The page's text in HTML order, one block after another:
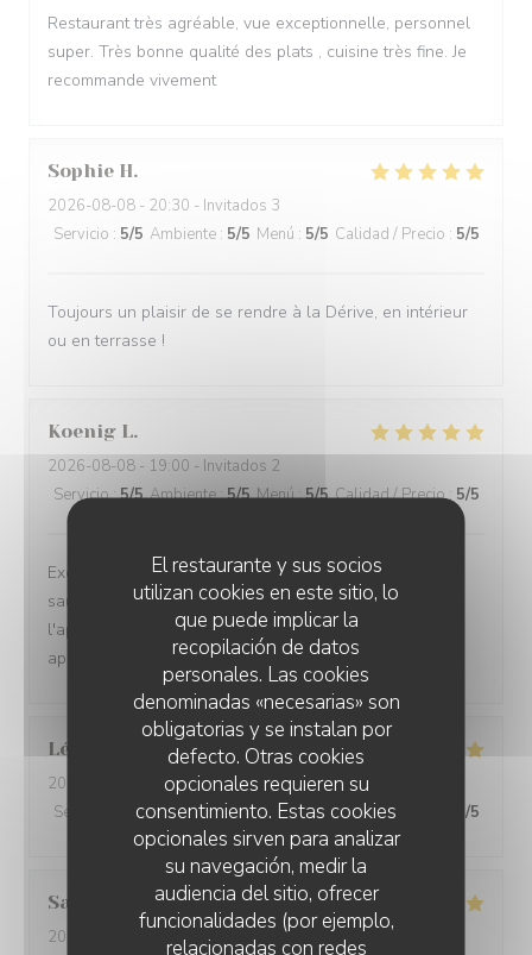
El restaurante y sus socios
utilizan cookies en este sitio, lo
que puede implicar la
recopilación de datos
personales. Las cookies
denominadas «necesarias» son
obligatorias y se instalan por
defecto. Otras cookies
opcionales requieren su
consentimiento. Estas cookies
opcionales sirven para analizar
su navegación, medir la
audiencia del sitio, ofrecer
funcionalidades (por ejemplo,
relacionadas con redes
Restaurant très agréable, vue exceptionnelle, personnel
super. Très bonne qualité des plats , cuisine très fine. Je
recommande vivement
Sophie H
2026-08-08 - 20:30 - Invitados 3
Servicio : 5/5 Ambiente : 5/5 Menú : 5/5 Calidad / Precio : 5/5
Toujours un plaisir de se rendre à la Dérive, en intérieur
ou en terrasse !
Koenig L
2026-08-08 - 19:00 - Invitados 2
Servicio:5/5 Ambiente:5/5 Menú:5/5 Calidad / Precio: 5/5
Excellente soirée en terrasse, plat du jour (risotto,
saumon) délicieux, assiette de boeuf très bonne, de
l'apéritif au dessert tout était bienl et nous avons enfin
apprécié la petite madeleine digestive
Léa
2026-08-05
- 20:30 - Invitados 4
Servicio
/5 Ambiente: 5/5 Menú: 5/5 Calidad / Precio /5
Salima
2026-08-07
- 19:15 - Invitados 2